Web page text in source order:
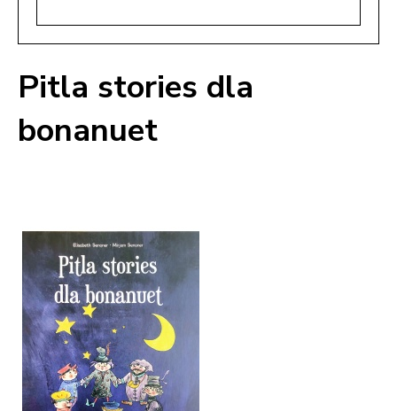
Pitla stories dla
bonanuet